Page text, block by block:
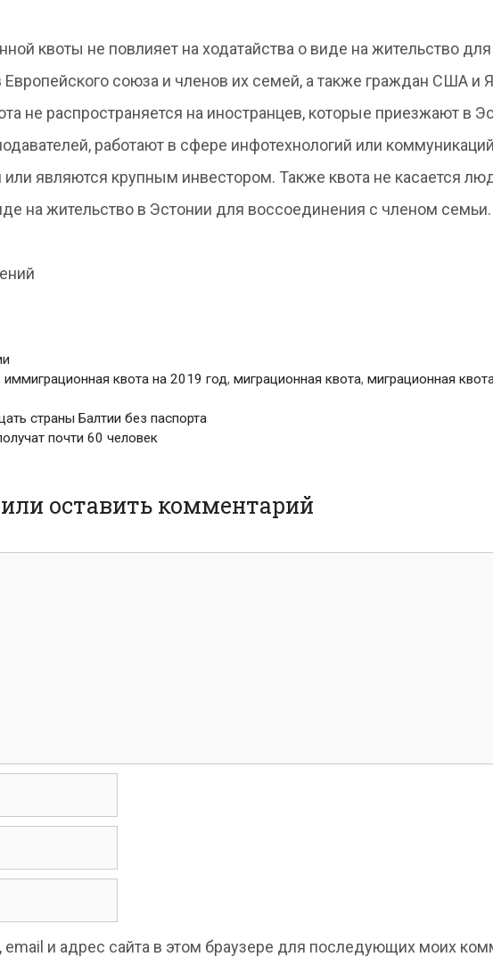
квоты не повлияет на ходатайства о виде на жительство
Европейского союза и членов их семей, а также граждан США и
не распространяется на иностранцев, которые приезжают в
работают в сфере инфотехнологий или
или являются крупным инвестором. Также квота не касается
на жительство в Эстонии для воссоединения с членом семьи.
иммиграционная квота на 2019 год,миграционная квота,миграционная
страны Балтии без паспорта
почти 60 человек
оставить комментарий
email и адрес сайта в этом браузере для последующих моих